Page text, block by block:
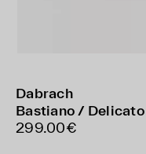
Dabrach
Bastiano / Delicato
299.00€